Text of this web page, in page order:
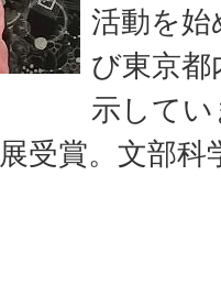
活動を始
び東京
示して
受賞。文部